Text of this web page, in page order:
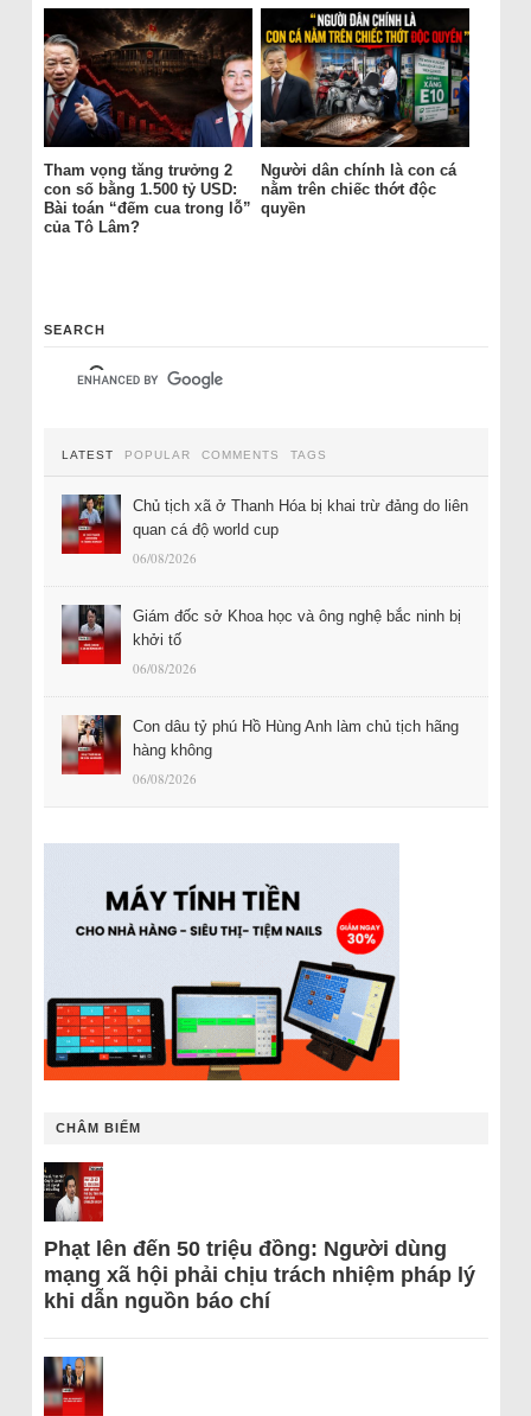
Tham vọng tăng trưởng 2
con số bằng 1.500 tỷ USD:
Bài toán “đếm cua trong lỗ”
của Tô Lâm?
Người dân chính là con cá
nằm trên chiếc thớt độc
quyền
SEARCH
LATEST POPULAR COMMENTS TAGS
Chủ tịch xã ở Thanh Hóa bị khai trừ đảng do liên
quan cá độ world cup
06/08/2026
Giám đốc sở Khoa học và ông nghệ bắc ninh bị
khởi tố
06/08/2026
Con dâu tỷ phú Hồ Hùng Anh làm chủ tịch hãng
hàng không
06/08/2026
CHÂM BIẾM
Phạt lên đến 50 triệu đồng: Người dùng
mạng xã hội phải chịu trách nhiệm pháp lý
khi dẫn nguồn báo chí